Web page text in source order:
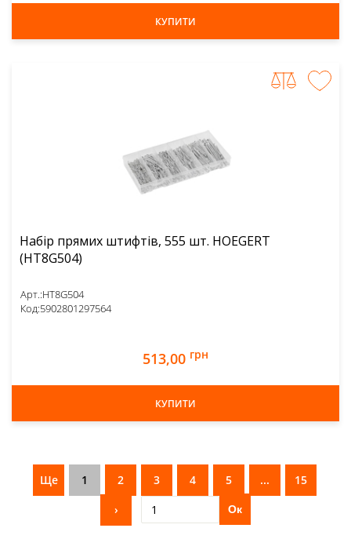
КУПИТИ
Набір прямих штифтів, 555 шт. HOEGERT
(HT8G504)
Арт.:HT8G504
Код:5902801297564
513,00 грн
КУПИТИ
Ще 1 2 3 4 5 ...
15
›
Ок